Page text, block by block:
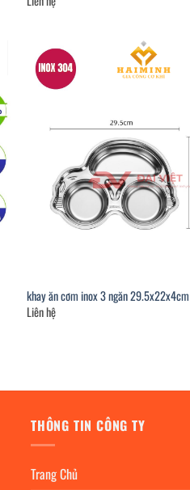
khay ăn cơm inox 3 ngăn 29.5x22x4cm
Liên hệ
THÔNG TIN CÔNG TY
Trang Chủ